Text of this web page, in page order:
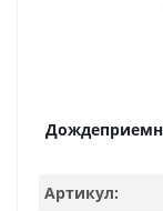
Артикул: